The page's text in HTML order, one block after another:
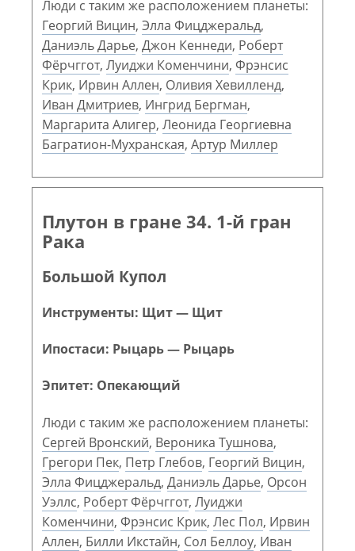
Люди с таким же расположением планеты:
Георгий Вицин, Элла Фицджеральд,
Даниэль Дарье, Джон Кеннеди, Роберт
Фёрчггот, Луиджи Коменчини, Фрэнсис
Крик, Ирвин Аллен, Оливия Хевилленд,
Иван Дмитриев, Ингрид Бергман,
Маргарита Алигер, Леонида Георгиевна
Багратион-Мухранская, Артур Миллер
Плутон в гране 34. 1-й гран
Рака
Большой Купол
Инструменты: Щит — Щит
Ипостаси: Рыцарь — Рыцарь
Эпитет: Опекающий
Люди с таким же расположением планеты:
Сергей Вронский, Вероника Тушнова,
Грегори Пек, Петр Глебов, Георгий Вицин,
Элла Фицджеральд, Даниэль Дарье, Орсон
Уэллс, Роберт Фёрчггот, Луиджи
Коменчини, Фрэнсис Крик, Лес Пол, Ирвин
Аллен, Билли Икстайн, Сол Беллоу, Иван